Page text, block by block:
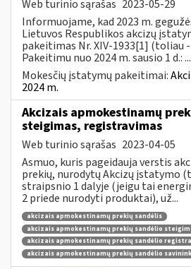
Web turinio sąrašas 2023-05-29
Informuojame, kad 2023 m.
Lietuvos Respublikos akcizų
pakeitimas Nr. XIV-1933[1] (toliau
Pakeitimu nuo 2024 m. sausio 1 d.: ...
Mokesčių įstatymų pakeitimai:
2024 m.
Akcizais apmokestinamų
steigimas, registravimas
Web turinio sąrašas 2023-04-05
Asmuo, kuris pageidauja verstis
prekių, nurodytų Akcizų įstatymo
straipsnio 1 dalyje (jeigu tai
2 priede nurodyti produktai), už...
akcizais apmokestinamų prekių sandėlis
akcizais apmokestinamų prekių sandėlio
akcizais apmokestinamų prekių sandėlio
akcizais apmokestinamų prekių sandėlio